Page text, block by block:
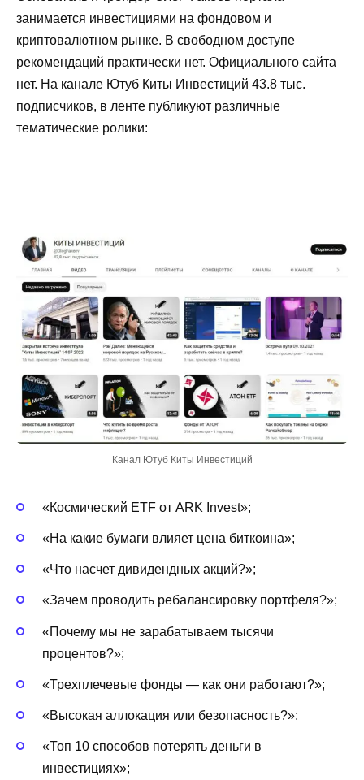
занимается инвестициями на фондовом и
криптовалютном рынке. В свободном доступе
рекомендаций практически нет. Официального сайта
нет. На канале Ютуб Киты Инвестиций 43.8 тыс.
подписчиков, в ленте публикуют различные
тематические ролики:
Канал Ютуб Киты Инвестиций
«Космический ETF от ARK Invest»;
«На какие бумаги влияет цена биткоина»;
«Что насчет дивидендных акций?»;
«Зачем проводить ребалансировку портфеля?»;
«Почему мы не зарабатываем тысячи
процентов?»;
«Трехплечевые фонды — как они работают?»;
«Высокая аллокация или безопасность?»;
«Топ 10 способов потерять деньги в
инвестициях»;